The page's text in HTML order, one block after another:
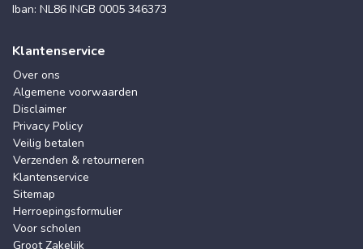
Iban: NL86 INGB 0005 346373
Klantenservice
Over ons
Algemene voorwaarden
Disclaimer
Privacy Policy
Veilig betalen
Verzenden & retourneren
Klantenservice
Sitemap
Herroepingsformulier
Voor scholen
Groot Zakelijk